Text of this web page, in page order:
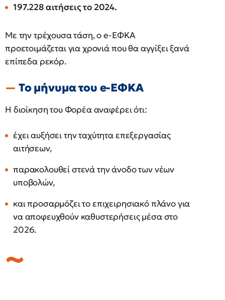
197.228 αιτήσεις το 2024.
Με την τρέχουσα τάση, ο e-ΕΦΚΑ
προετοιμάζεται για χρονιά που θα αγγίξει ξανά
επίπεδα ρεκόρ.
Το μήνυμα του e-ΕΦΚΑ
Η διοίκηση του Φορέα αναφέρει ότι:
έχει αυξήσει την ταχύτητα επεξεργασίας
αιτήσεων,
παρακολουθεί στενά την άνοδο των νέων
υποβολών,
και προσαρμόζει το επιχειρησιακό πλάνο για
να αποφευχθούν καθυστερήσεις μέσα στο
2026.